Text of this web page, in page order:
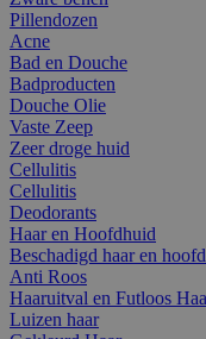
Pillendozen
Acne
Bad en Douche
Badproducten
Douche Olie
Vaste Zeep
Zeer droge huid
Cellulitis
Cellulitis
Deodorants
Haar en Hoofdhuid
Beschadigd haar en
Anti Roos
Haaruitval en Futloos
Luizen haar